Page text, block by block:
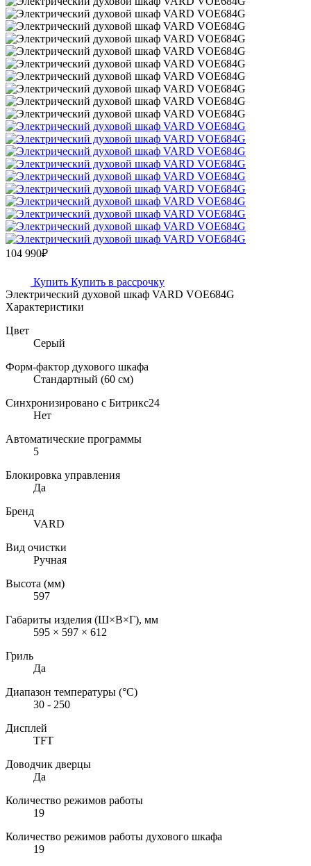
104 990₽
Купить Купить в рассрочку
Электрический духовой шкаф VARD VOE684G
Характеристики
Цвет
Серый
Форм-фактор духового шкафа
Стандартный (60 см)
Синхронизировано с Битрикс24
Нет
Автоматические программы
5
Блокировка управления
Да
Бренд
VARD
Вид очистки
Ручная
Высота (мм)
597
Габариты изделия (Ш×В×Г), мм
595 × 597 × 612
Гриль
Да
Диапазон температуры (°C)
30 - 250
Дисплей
TFT
Доводчик дверцы
Да
Количество режимов работы
19
Количество режимов работы духового шкафа
19